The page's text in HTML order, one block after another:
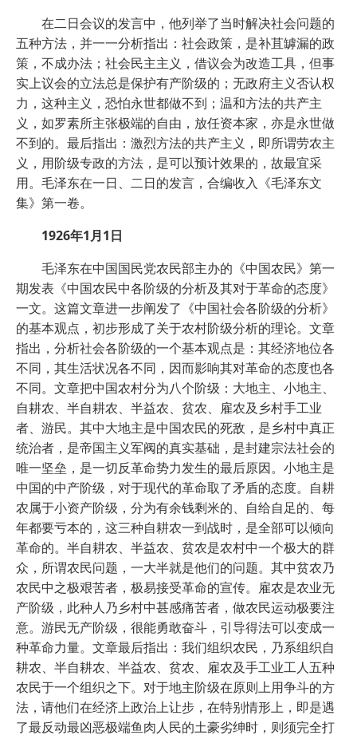
在二日会议的发言中，他列举了当时解决社会问题的
五种方法，并一一分析指出：社会政策，是补苴罅漏的政
策，不成办法；社会民主主义，借议会为改造工具，但事
实上议会的立法总是保护有产阶级的；无政府主义否认权
力，这种主义，恐怕永世都做不到；温和方法的共产主
义，如罗素所主张极端的自由，放任资本家，亦是永世做
不到的。最后指出：激烈方法的共产主义，即所谓劳农主
义，用阶级专政的方法，是可以预计效果的，故最宜采
用。毛泽东在一日、二日的发言，合编收入《毛泽东文
集》第一卷。
1926年1月1日
毛泽东在中国国民党农民部主办的《中国农民》第一
期发表《中国农民中各阶级的分析及其对于革命的态度》
一文。这篇文章进一步阐发了《中国社会各阶级的分析》
的基本观点，初步形成了关于农村阶级分析的理论。文章
指出，分析社会各阶级的一个基本观点是：其经济地位各
不同，其生活状况各不同，因而影响其对革命的态度也各
不同。文章把中国农村分为八个阶级：大地主、小地主、
自耕农、半自耕农、半益农、贫农、雇农及乡村手工业
者、游民。其中大地主是中国农民的死敌，是乡村中真正
统治者，是帝国主义军阀的真实基础，是封建宗法社会的
唯一坚垒，是一切反革命势力发生的最后原因。小地主是
中国的中产阶级，对于现代的革命取了矛盾的态度。自耕
农属于小资产阶级，分为有余钱剩米的、自给自足的、每
年都要亏本的，这三种自耕农一到战时，是全部可以倾向
革命的。半自耕农、半益农、贫农是农村中一个极大的群
众，所谓农民问题，一大半就是他们的问题。其中贫农乃
农民中之极艰苦者，极易接受革命的宣传。雇农是农业无
产阶级，此种人乃乡村中甚感痛苦者，做农民运动极要注
意。游民无产阶级，很能勇敢奋斗，引导得法可以变成一
种革命力量。文章最后指出：我们组织农民，乃系组织自
耕农、半自耕农、半益农、贫农、雇农及手工业工人五种
农民于一个组织之下。对于地主阶级在原则上用争斗的方
法，请他们在经济上政治上让步，在特别情形上，即是遇
了最反动最凶恶极端鱼肉人民的土豪劣绅时，则须完全打